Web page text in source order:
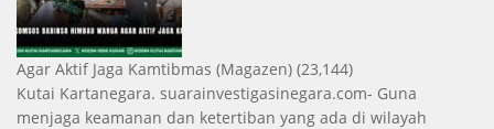
Agar Aktif Jaga Kamtibmas (Magazen) (23,144)
Kutai Kartanegara. suarainvestigasinegara.com- Guna
menjaga keamanan dan ketertiban yang ada di wilayah